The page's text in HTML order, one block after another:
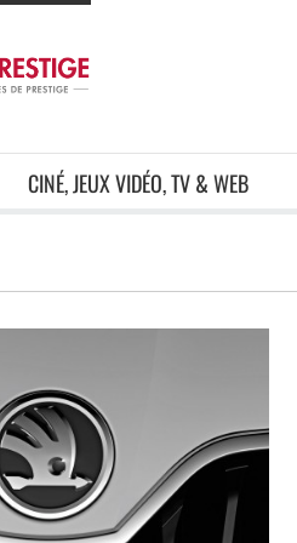
CINÉ, JEUX VIDÉO, TV & WEB